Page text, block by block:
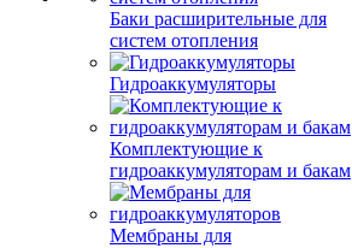
Баки расширительные для
систем отопления
Гидроаккумуляторы
Комплектующие к
гидроаккумуляторам и бакам
Мембраны для